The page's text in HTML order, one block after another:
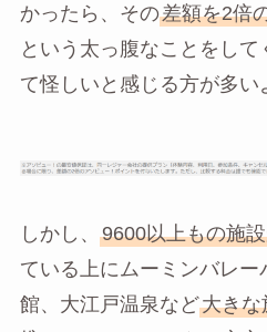
かったら、その差額を2倍
という太っ腹なことをし
て怪しいと感じる方が多い
しかし、 9600以上もの施
ている上にムーミンバレ
館、大江戸温泉など大きな